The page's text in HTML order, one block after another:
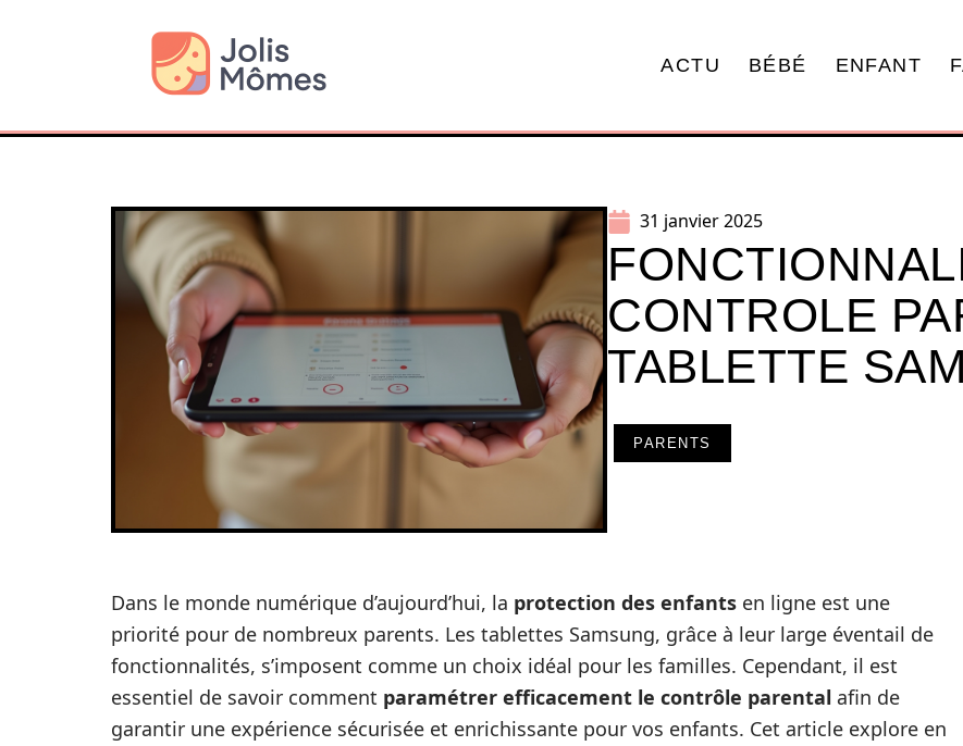
ACTU BÉBÉ ENFANT
31 janvier 2025
CONTROLE
TABLETTE
PARENTS
Dans le monde numérique d’aujourd’hui, la protection des enfants en ligne est une
priorité pour de nombreux parents. Les tablettes Samsung, grâce à leur large éventail de
fonctionnalités, s’imposent comme un choix idéal pour les familles. Cependant, il est
essentiel de savoir comment paramétrer efficacement le contrôle parental afin de
garantir une expérience sécurisée et enrichissante pour vos enfants. Cet article explore en